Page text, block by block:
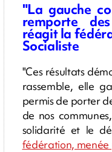
"La gauche
remporte
réagit la
Socialiste
"Ces résultats
rassemble, elle
permis de porter
de nos
solidarité et le
fédération,